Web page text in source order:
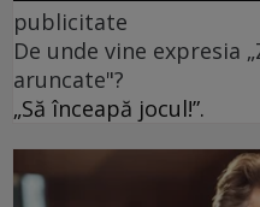
publicitate
De unde vine expresia
aruncate"?
„Să înceapă jocul!”.